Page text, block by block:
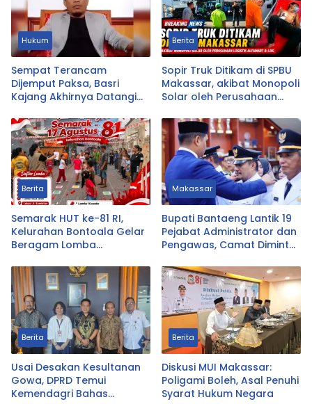
Hukum
Sempat Terancam
Dijemput Paksa, Basri
Kajang Akhirnya Datangi
Berita
Sopir Truk Ditikam di SPBU
Makassar, akibat Monopoli
Solar oleh Perusahaan
Berita
Semarak HUT ke-81 RI,
Kelurahan Bontoala Gelar
Beragam Lomba
Seluruh Warga
Makassar
Bupati Bantaeng Lantik 19
Pejabat Administrator dan
Pengawas, Camat Diminta
Berita
Usai Desakan Kesultanan
Gowa, DPRD Temui
Kemendagri Bahas
Berita
Diskusi MUI Makassar:
Poligami Boleh, Asal Penuhi
Syarat Hukum Negara